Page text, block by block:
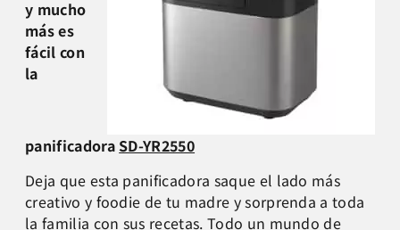
y mucho
más es
fácil con
la
panificadoraSD-YR2550
Deja que esta panificadora saque el lado más
creativo y foodie de tu madre y sorprenda a toda
la familia con sus recetas. Todo un mundo de